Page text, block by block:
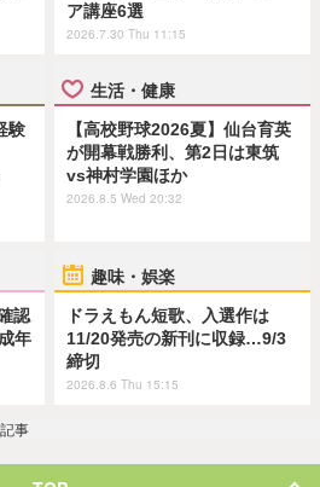
ア講座6選
2026.7.30 Thu 11:15
験
生活・健康
【高校野球2026夏】仙台育英
が開幕戦勝利、第2日は東筑
vs神村学園ほか
2026.8.5 Wed 20:32
認
年
趣味・娯楽
ドラえもん短歌、入選作は
11/20発売の新刊に収録…9/3
締切
2026.8.6 Thu 15:15
記事